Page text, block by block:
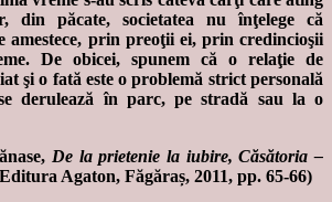
din păcate, societatea nu înţelege că
amestece, prin preoţii ei, prin credincioşii
De obicei, spunem că o relaţie de
şi o fată este o problemă strict personală
derulează în parc, pe stradă sau la o
De la prietenie la iubire, Căsătoria –
Agaton, Făgăraș, 2011, pp. 65-66)